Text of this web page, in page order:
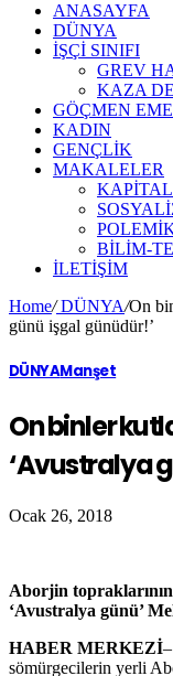
ANASAYFA
DÜNYA
İŞÇİ SINIFI
GREV
KAZA
GÖÇMEN
KADIN
GENÇLİK
MAKALELER
BİLİM-
ILETIŞIM
Home/DÜNYA/On
günü işgal günüdür!’
DÜNYAManşet
On binler
‘Avustralya
Ocak 26, 2018
Aborjin
‘Avustralya günü’
HABER MERKEZİ
sömürgecilerin yerli